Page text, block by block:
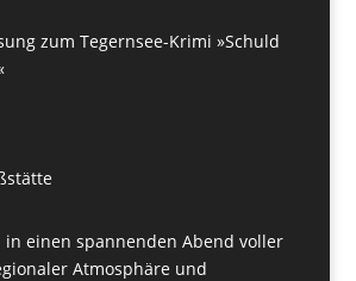
zum Tegernsee-Krimi »Schuld
in einen spannenden Abend voller
Atmosphäre und